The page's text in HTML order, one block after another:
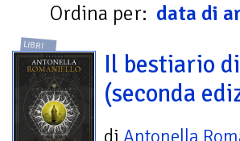
Ordina per: data di
LIBRI
Il bestiario
(seconda